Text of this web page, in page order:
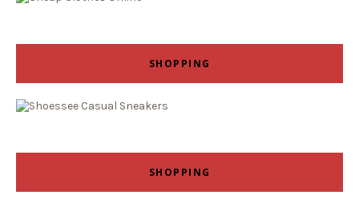
SHOPPING
SHOPPING